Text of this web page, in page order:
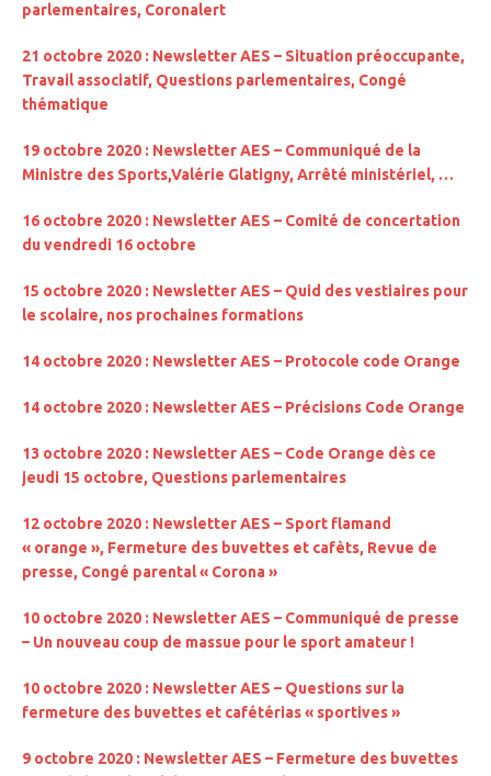
parlementaires, Coronalert
21 octobre 2020 : Newsletter AES – Situation préoccupante,
Travail associatif, Questions parlementaires, Congé
thématique
19 octobre 2020 : Newsletter AES – Communiqué de la
Ministre des Sports,Valérie Glatigny, Arrêté ministériel, …
16 octobre 2020 : Newsletter AES – Comité de concertation
du vendredi 16 octobre
15 octobre 2020 : Newsletter AES – Quid des vestiaires pour
le scolaire, nos prochaines formations
14 octobre 2020 : Newsletter AES – Protocole code Orange
14 octobre 2020 : Newsletter AES – Précisions Code Orange
13 octobre 2020 : Newsletter AES – Code Orange dès ce
jeudi 15 octobre, Questions parlementaires
12 octobre 2020 : Newsletter AES – Sport flamand
« orange », Fermeture des buvettes et cafèts, Revue de
presse, Congé parental « Corona »
10 octobre 2020 : Newsletter AES – Communiqué de presse
– Un nouveau coup de massue pour le sport amateur !
10 octobre 2020 : Newsletter AES – Questions sur la
fermeture des buvettes et cafétérias « sportives »
9 octobre 2020 : Newsletter AES – Fermeture des buvettes